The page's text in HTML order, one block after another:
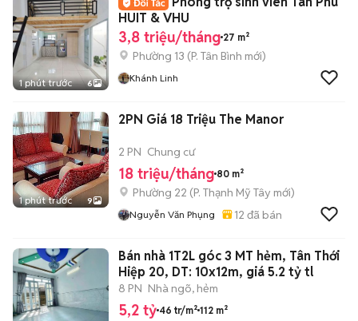
1 phút trước 6
HUIT & VHU
3,8 triệu/tháng 27 m²
Phường 13 (P. Tân Bình mới)
Khánh Linh
1 phút trước 9
2PN Giá 18 Triệu The Manor
2 PN Chung cư
18 triệu/tháng 80 m²
Phường 22 (P. Thạnh Mỹ Tây mới)
Nguyễn Văn Phụng 12 đã bán
Bán nhà 1T2L góc 3 MT hẻm, Tân Thới
Hiệp 20, DT: 10x12m, giá 5.2 tỷ tl
8 PN Nhà ngõ, hẻm
5,2 tỷ 46 tr/m² 112 m²